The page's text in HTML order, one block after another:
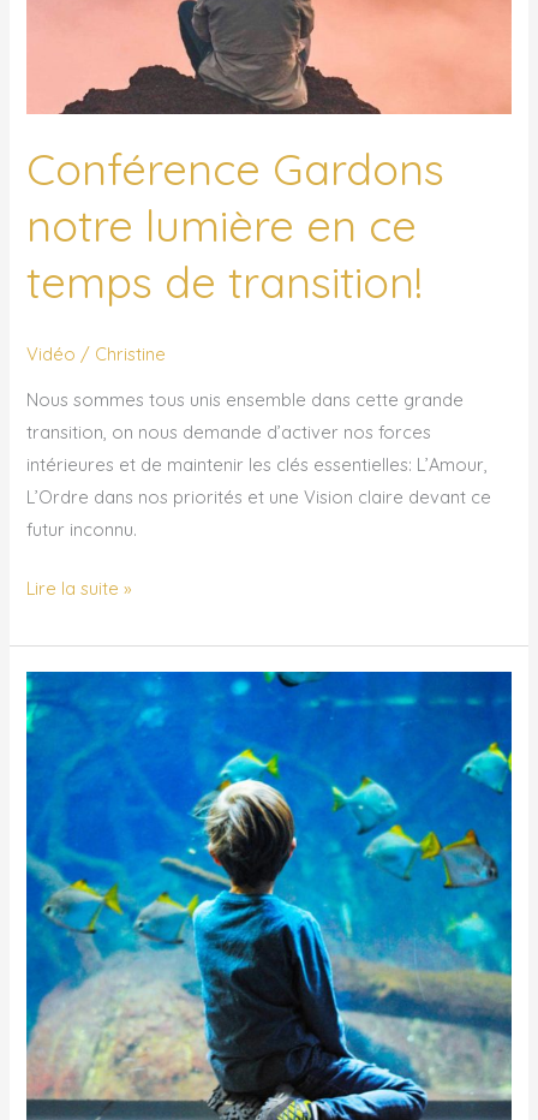
Conférence Gardons
notre lumière en ce
temps de transition!
Vidéo / Christine
Nous sommes tous unis ensemble dans cette grande
transition, on nous demande d’activer nos forces
intérieures et de maintenir les clés essentielles: L’Amour,
L’Ordre dans nos priorités et une Vision claire devant ce
futur inconnu.
Lire la suite »
Nouveaux
enfants